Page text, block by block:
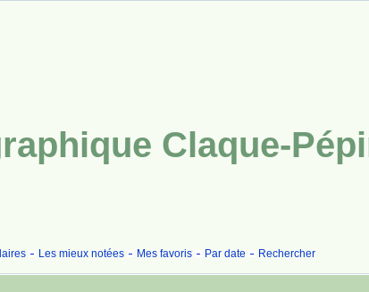
Claque-
Les mieux notées Mes favoris Par date Rechercher